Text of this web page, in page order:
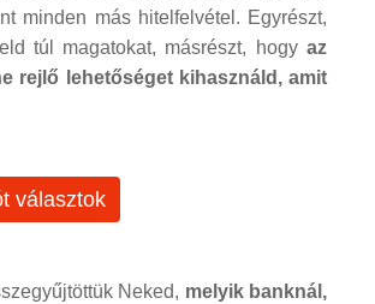
minden más hitelfelvétel. Egyrészt,
túl magatokat, másrészt, hogy az
rejlő lehetőséget kihasználd, amit
választok
Neked, melyik banknál,